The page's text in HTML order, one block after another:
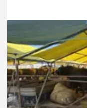
26.06.2026 Gündem